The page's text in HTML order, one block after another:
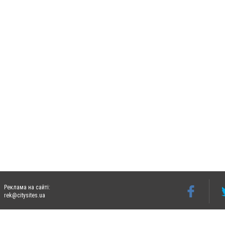
Реклама на сайті:
rek@citysites.ua